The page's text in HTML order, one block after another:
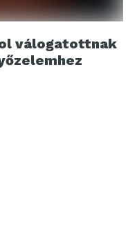
válogatottnak